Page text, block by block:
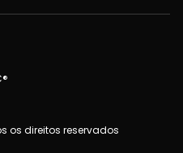
os direitos reservados